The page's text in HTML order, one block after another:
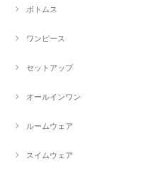
ボトムス
ワンピース
セットアップ
オールインワン
ルームウェア
スイムウェア